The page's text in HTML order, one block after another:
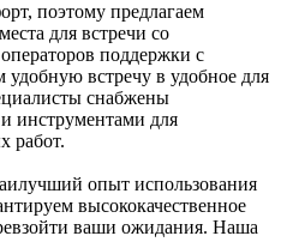
поэтому предлагаем
для встречи со
поддержки с
удобную встречу в удобное для
снабжены
инструментами для
работ.
опыт использования
высококачественное
ваши ожидания. Наша